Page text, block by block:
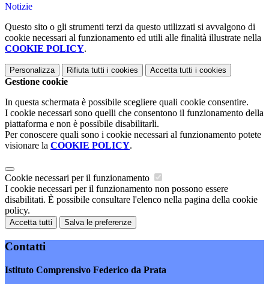
Notizie
Questo sito o gli strumenti terzi da questo utilizzati si avvalgono di
cookie necessari al funzionamento ed utili alle finalità illustrate nella
COOKIE POLICY.
Personalizza Rifiuta tutti i cookies Accetta tutti i cookies
Gestione cookie
In questa schermata è possibile scegliere quali cookie consentire.
I cookie necessari sono quelli che consentono il funzionamento della
piattaforma e non è possibile disabilitarli.
Per conoscere quali sono i cookie necessari al funzionamento potete
visionare la COOKIE POLICY.
Cookie necessari per il funzionamento
I cookie necessari per il funzionamento non possono essere
disabilitati. È possibile consultare l'elenco nella pagina della cookie
policy.
Accetta tutti Salva le preferenze
Contatti
Istituto Comprensivo Federico da Prata